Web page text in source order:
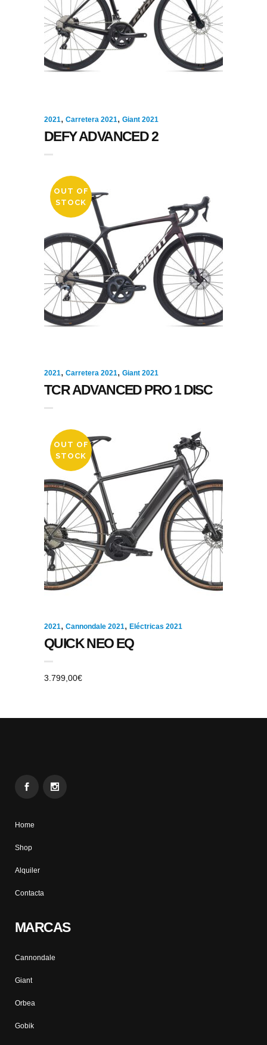
2021, Carretera 2021, Giant 2021
DEFY ADVANCED 2
OUT OF
STOCK
2021, Carretera 2021, Giant 2021
TCR ADVANCED PRO 1 DISC
OUT OF
STOCK
2021, Cannondale 2021, Eléctricas 2021
QUICK NEO EQ
3.799,00€
Home
Shop
Alquiler
Contacta
MARCAS
Cannondale
Giant
Orbea
Gobik